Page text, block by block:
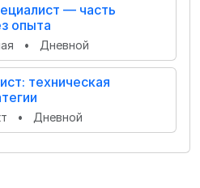
— часть
опыта
• Дневной
техническая
• Дневной